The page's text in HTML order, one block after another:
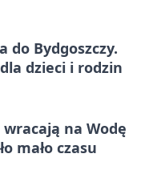
do Bydgoszczy.
dzieci i rodzin
na Wodę
mało czasu